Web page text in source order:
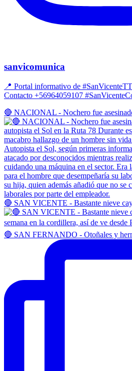
sanvicomunica
📍 Portal informativo de
Contacto +56964059107
🔴 NACIONAL - Nochero fue
🔴 SAN VICENTE - Bastante nieve
🔴 SAN FERNANDO - Otoñales y